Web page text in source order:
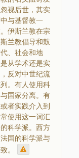
视后世，其实
与基督教一
伊斯兰教在宗
兰教倡导和鼓
、社会和地
从学术还是实
反对中世纪流
。有人使用科
国家分离。有
者实践介入到
使用这一词汇
科学派。西方
国的科学派与
。